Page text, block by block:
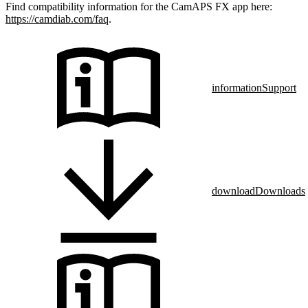
Find compatibility information for the CamAPS FX app here:
https://camdiab.com/faq.
informationSupport
downloadDownloads